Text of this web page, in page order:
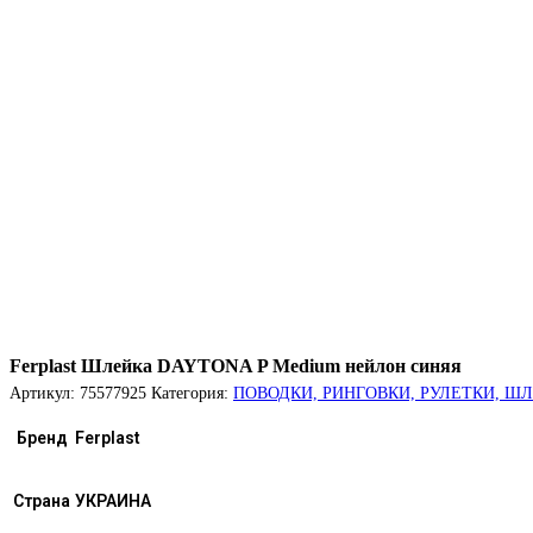
Ferplast Шлейка DAYTONA P Medium нейлон синяя
Артикул: 75577925 Категория: ПОВОДКИ, РИНГОВКИ, РУЛЕТКИ,
Бренд Ferplast
Страна УКРАИНА